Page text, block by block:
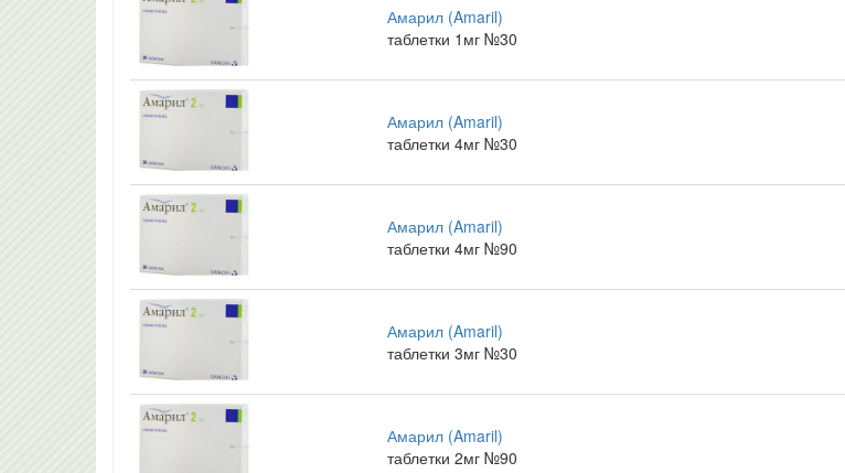
Амарил (Amaril)
таблетки 1мг №30
Амарил (Amaril)
таблетки 4мг №30
Амарил (Amaril)
таблетки 4мг №90
Амарил (Amaril)
таблетки 3мг №30
Амарил (Amaril)
таблетки 2мг №90